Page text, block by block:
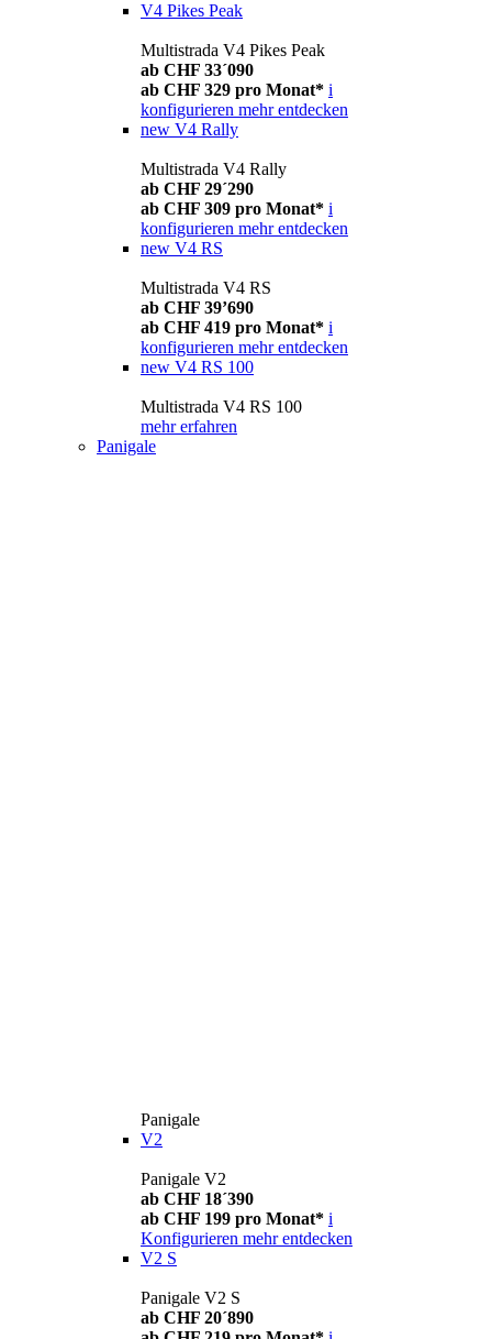
V4 Pikes Peak
Multistrada V4 Pikes Peak
ab CHF 33´090
ab CHF 329 pro Monat* i
konfigurieren mehr entdecken
new V4 Rally
Multistrada V4 Rally
ab CHF 29´290
ab CHF 309 pro Monat* i
konfigurieren mehr entdecken
new V4 RS
Multistrada V4 RS
ab CHF 39’690
ab CHF 419 pro Monat* i
konfigurieren mehr entdecken
new V4 RS 100
Multistrada V4 RS 100
mehr erfahren
Panigale
Panigale
V2
Panigale V2
ab CHF 18´390
ab CHF 199 pro Monat* i
Konfigurieren mehr entdecken
V2 S
Panigale V2 S
ab CHF 20´890